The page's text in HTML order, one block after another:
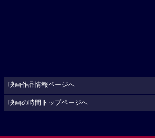
映画作品情報ページへ
映画の時間トップページへ